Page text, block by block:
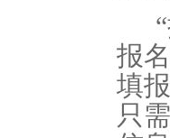
“
报
填
只